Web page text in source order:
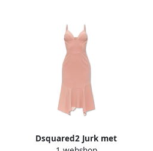
Dsquared2 Jurk met